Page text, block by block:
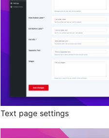
Text page settings